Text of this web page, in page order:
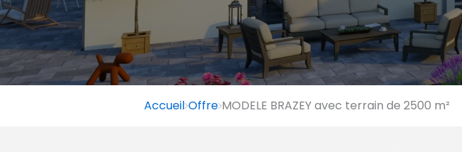
Accueil Offre MODELE BRAZEY avec terrain de 2500 m²